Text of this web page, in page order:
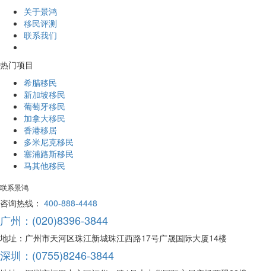
关于景鸿
移民评测
联系我们
热门项目
希腊移民
新加坡移民
葡萄牙移民
加拿大移民
香港移居
多米尼克移民
塞浦路斯移民
马其他移民
联系景鸿
咨询热线： 400-888-4448
广州：(020)8396-3844
地址：广州市天河区珠江新城珠江西路17号广晟国际大厦14楼
深圳：(0755)8246-3844